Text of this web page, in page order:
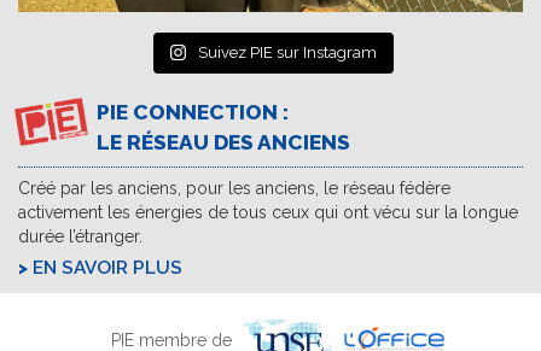
Suivez PIE sur Instagram
PIE CONNECTION :
LE RÉSEAU DES ANCIENS
Créé par les anciens, pour les anciens, le réseau fédère
activement les énergies de tous ceux qui ont vécu sur la longue
durée l’étranger.
EN SAVOIR PLUS
PIE membre de